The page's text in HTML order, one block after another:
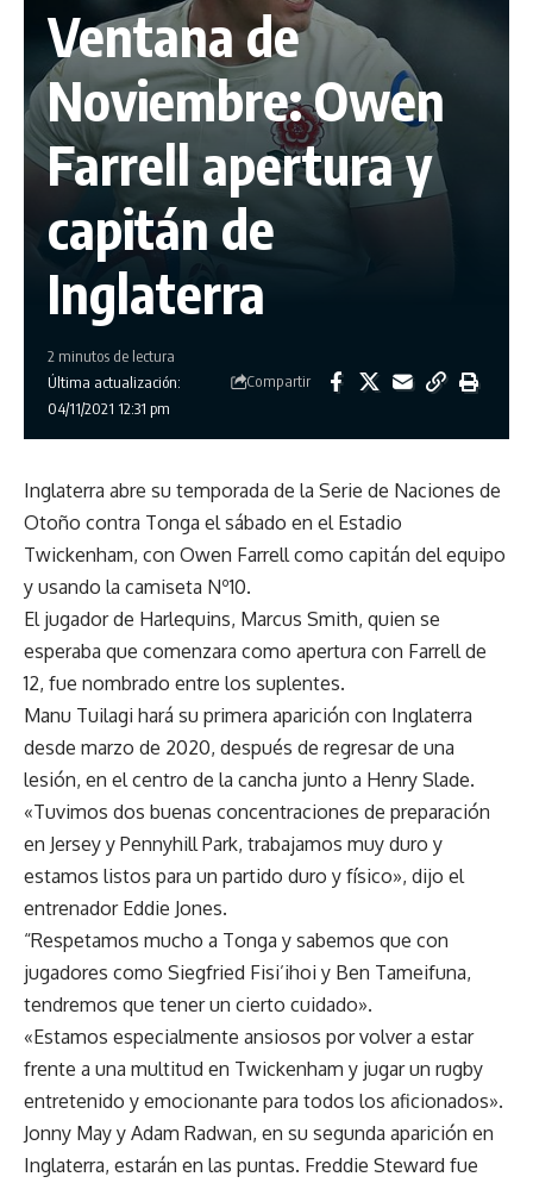
Ventana de
Noviembre: Owen
Farrell apertura y
capitán de
Inglaterra
Última actualización:
04/11/2021 12:31 pm
2 minutos de lectura
Compartir
Inglaterra abre su temporada de la Serie de Naciones de
Otoño contra Tonga el sábado en el Estadio
Twickenham, con Owen Farrell como capitán del equipo
y usando la camiseta Nº10.
El jugador de Harlequins, Marcus Smith, quien se
esperaba que comenzara como apertura con Farrell de
12, fue nombrado entre los suplentes.
Manu Tuilagi hará su primera aparición con Inglaterra
desde marzo de 2020, después de regresar de una
lesión, en el centro de la cancha junto a Henry Slade.
«Tuvimos dos buenas concentraciones de preparación
en Jersey y Pennyhill Park, trabajamos muy duro y
estamos listos para un partido duro y físico», dijo el
entrenador Eddie Jones.
“Respetamos mucho a Tonga y sabemos que con
jugadores como Siegfried Fisi’ihoi y Ben Tameifuna,
tendremos que tener un cierto cuidado».
«Estamos especialmente ansiosos por volver a estar
frente a una multitud en Twickenham y jugar un rugby
entretenido y emocionante para todos los aficionados».
Jonny May y Adam Radwan, en su segunda aparición en
Inglaterra, estarán en las puntas. Freddie Steward fue